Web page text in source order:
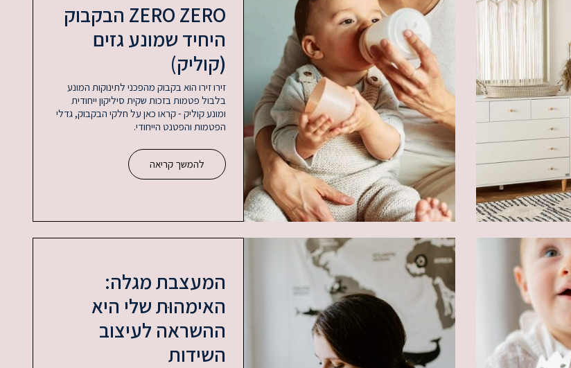
ZERO ZERO הבקבוק
היחיד שמונע גזים
(קוליק)
זירו זירו הוא בקבוק מהפכני לתינוקות המונע
בלבול פטמות בזכות שקית סיליקון ייחודית
ומונע קוליק - קראו כאן על חלקי הבקבוק, גדלי
הפטמות והפטנט הייחודי.
להמשך קריאה
המעצבת מגלה:
האימהוּת שלי היא
ההשראה לעיצוב
השידות